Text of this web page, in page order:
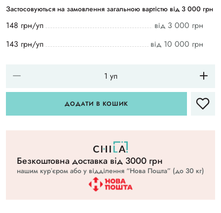
Застосовуються на замовлення загальною вартістю від 3 000 грн
148 грн/уп
від 3 000 грн
143 грн/уп
від 10 000 грн
ДОДАТИ В КОШИК
Безкоштовна доставка вiд 3000 грн
нашим курʼєром або у відділення “Нова Пошта” (до 30 кг)